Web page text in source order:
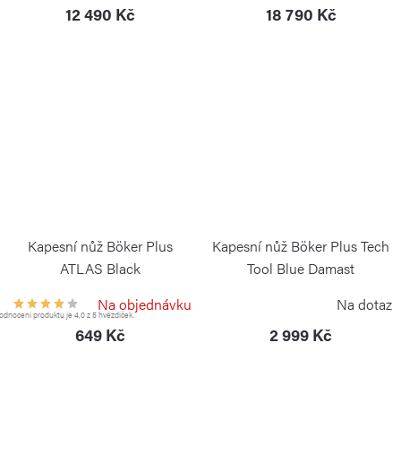
12 490 Kč 18 790 Kč
Kapesní nůž Böker Plus
ATLAS Black
produktu je 4,0 z 5 hvězdiček.
Na objednávku
649 Kč
Kapesní nůž Böker Plus Tech
Tool Blue Damast
Na dotaz
2 999 Kč